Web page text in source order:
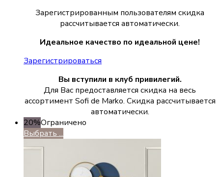
Зарегистрированным пользователям скидка
рассчитывается автоматически.
Идеальное качество по идеальной цене!
Зарегистрироваться
Вы вступили в клуб привилегий.
Для Вас предоставляется скидка на весь
ассортимент Sofi de Marko. Скидка рассчитывается
автоматически.
20%Ограничено
Выбрать ...